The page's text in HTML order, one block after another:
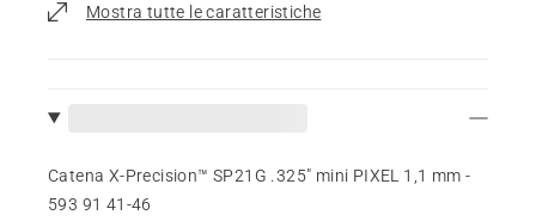
Mostra tutte le caratteristiche
Catena X-Precision™ SP21G .325" mini PIXEL 1,1 mm -
593 91 41‑46